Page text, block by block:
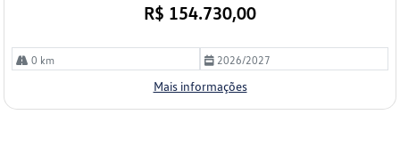
R$ 154.730,00
0 km 2026/2027
Mais informações